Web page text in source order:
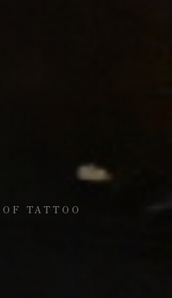
TATTOO